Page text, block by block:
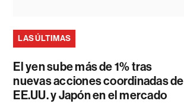
LAS ÚLTIMAS
El yen sube más de 1% tras
nuevas acciones coordinadas de
EE.UU. y Japón en el mercado